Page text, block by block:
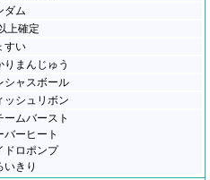
ダム
上確定
すい
りまんじゅう
シャスボール
ッシュリボン
ームバースト
バーヒート
ドロポンプ
いきり